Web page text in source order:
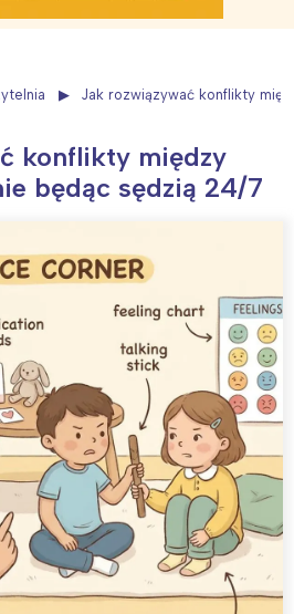
Jak rozwiązywać konflikty
konflikty między
będąc sędzią 24/7